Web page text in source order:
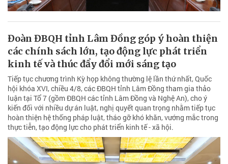
Đoàn ĐBQH tỉnh Lâm Đồng góp ý hoàn thiện
các chính sách lớn, tạo động lực phát triển
kinh tế và thúc đẩy đổi mới sáng tạo
Tiếp tục chương trình Kỳ họp không thường lệ lần thứ nhất, Quốc
hội khóa XVI, chiều 4/8, các ĐBQH tỉnh Lâm Đồng tham gia thảo
luận tại Tổ 7 (gồm ĐBQH các tỉnh Lâm Đồng và Nghệ An), cho ý
kiến đối với nhiều dự án luật, nghị quyết quan trọng nhằm tiếp tục
hoàn thiện hệ thống pháp luật, tháo gỡ khó khăn, vướng mắc trong
thực tiễn, tạo động lực cho phát triển kinh tế - xã hội.